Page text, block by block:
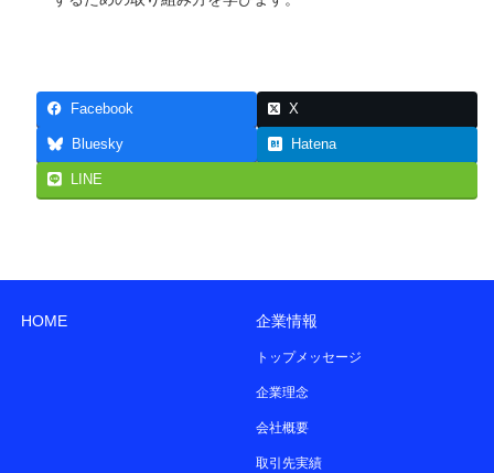
Facebook X
Bluesky Hatena
LINE
HOME 企業情報
トップメッセージ
企業理念
会社概要
取引先実績